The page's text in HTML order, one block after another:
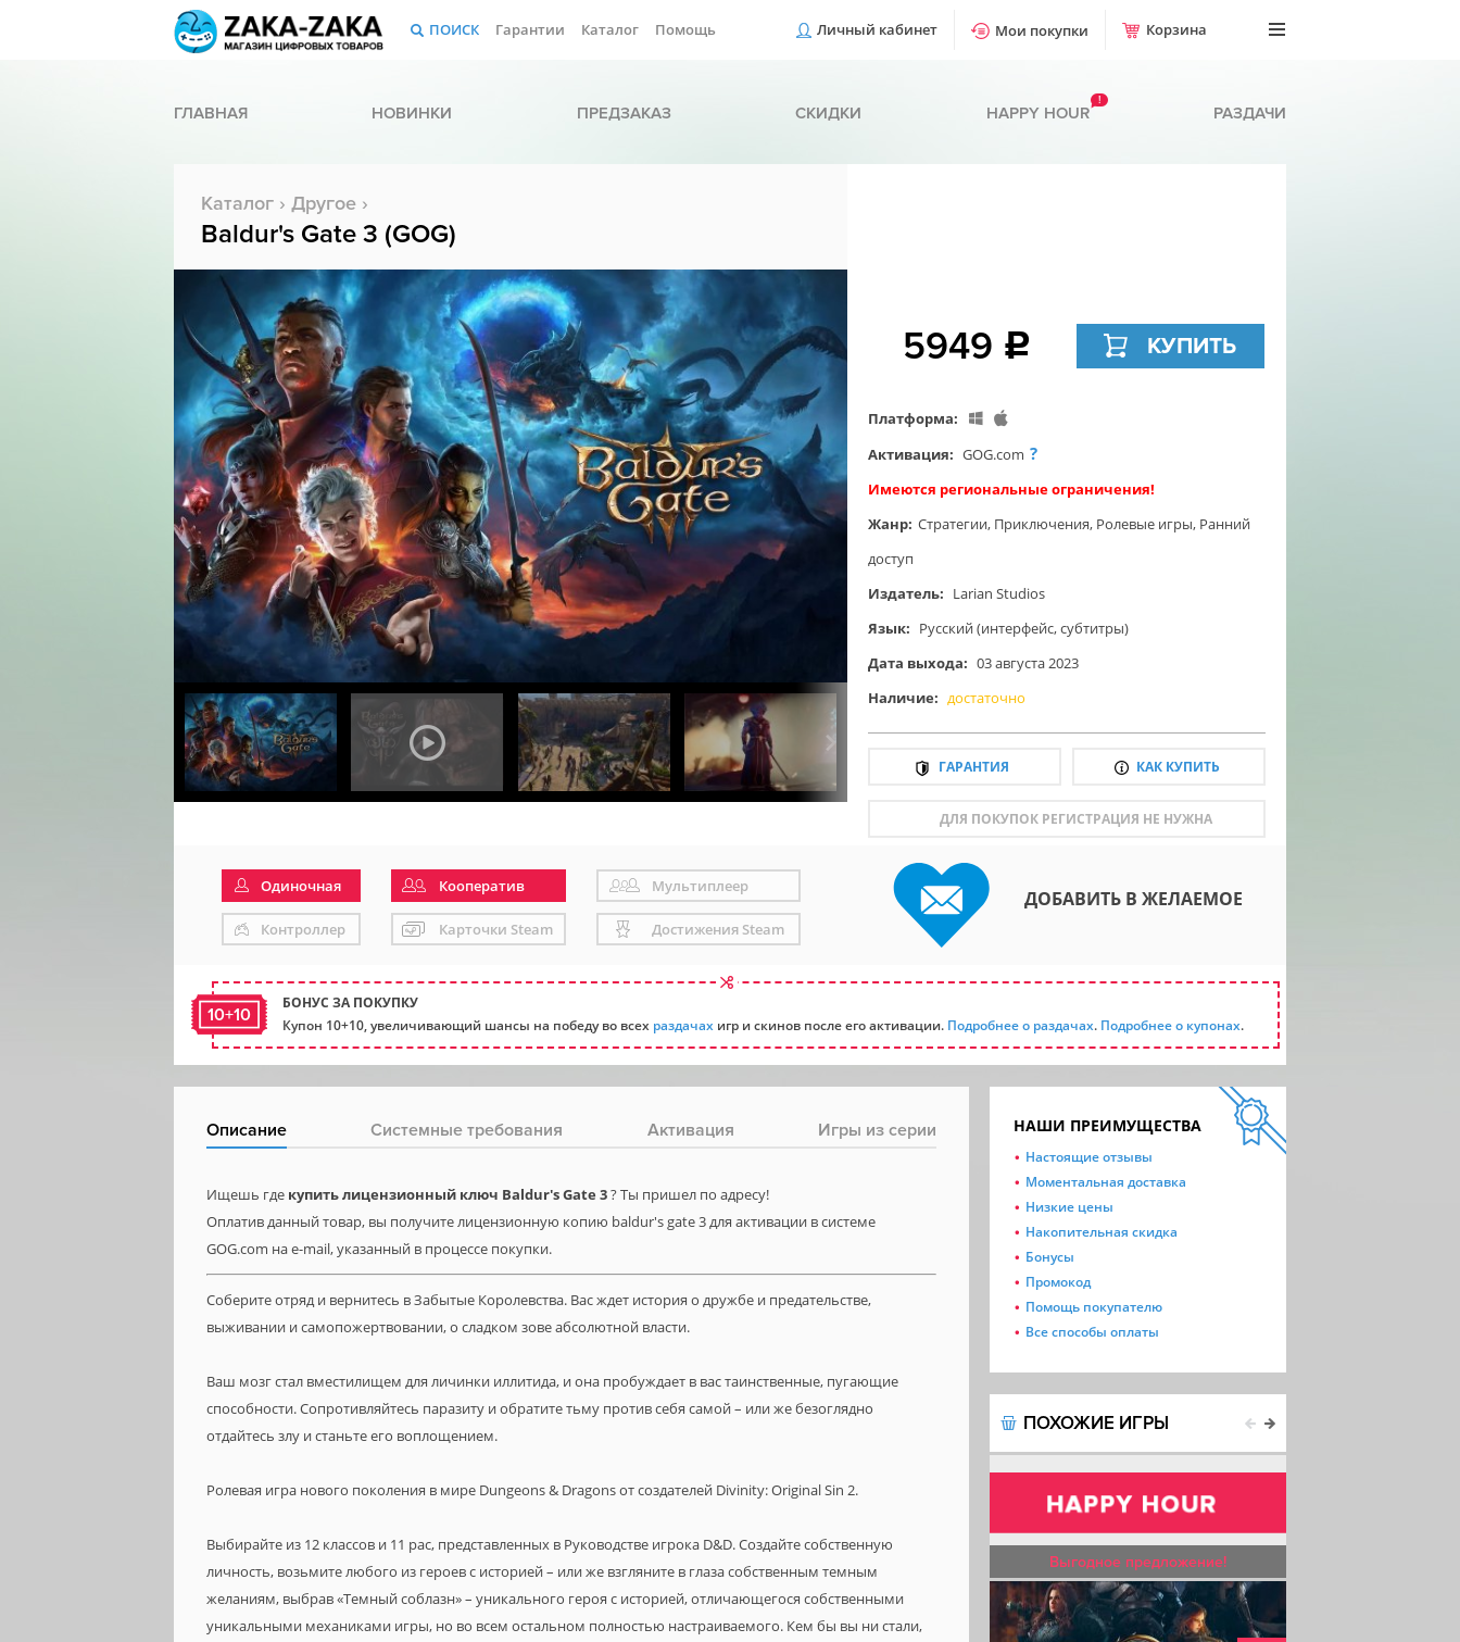
ПОИСК Гарантии Каталог Помощь Личный кабинет Мои покупки Корзина
ГЛАВНАЯ НОВИНКИ ПРЕДЗАКАЗ СКИДКИ HAPPY HOUR
!
РАЗДАЧИ
Каталог › Другое ›
Baldur's Gate 3 (GOG)
5949 c КУПИТЬ
Платформа:
Активация: GOG.com ?
Имеются региональные ограничения!
Жанр: Стратегии, Приключения, Ролевые игры, Ранний
доступ
Издатель: Larian Studios
Язык: Русский (интерфейс, субтитры)
Дата выхода: 03 августа 2023
Наличие: достаточно
ГАРАНТИЯ КАК КУПИТЬ
ДЛЯ ПОКУПОК РЕГИСТРАЦИЯ НЕ НУЖНА
Одиночная Кооператив Мультиплеер
Контроллер Карточки Steam Достижения Steam
ДОБАВИТЬ В ЖЕЛАЕМОЕ
10+10
БОНУС ЗА ПОКУПКУ
Купон 10+10, увеличивающий шансы на победу во всех раздачах игр и скинов после его активации. Подробнее о раздачах. Подробнее о купонах.
Описание Системные требования Активация Игры из серии
Ищешь где купить лицензионный ключ Baldur's Gate 3? Ты пришел по адресу!
Оплатив данный товар, вы получите лицензионную копию baldur's gate 3 для активации в системе
GOG.com на e-mail, указанный в процессе покупки.
Соберите отряд и вернитесь в Забытые Королевства. Вас ждет история о дружбе и предательстве,
выживании и самопожертвовании, о сладком зове абсолютной власти.
Ваш мозг стал вместилищем для личинки иллитида, и она пробуждает в вас таинственные, пугающие
способности. Сопротивляйтесь паразиту и обратите тьму против себя самой – или же безоглядно
отдайтесь злу и станьте его воплощением.
Ролевая игра нового поколения в мире Dungeons & Dragons от создателей Divinity: Original Sin 2.
Выбирайте из 12 классов и 11 рас, представленных в Руководстве игрока D&D. Создайте собственную
личность, возьмите любого из героев с историей – или же взгляните в глаза собственным темным
желаниям, выбрав «Темный соблазн» – уникального героя с историей, отличающегося собственными
уникальными механиками игры, но во всем остальном полностью настраиваемого. Кем бы вы ни стали,
НАШИ ПРЕИМУЩЕСТВА
Настоящие отзывы
Моментальная доставка
Низкие цены
Накопительная скидка
Бонусы
Промокод
Помощь покупателю
Все способы оплаты
ПОХОЖИЕ ИГРЫ
Выгодное предложение!